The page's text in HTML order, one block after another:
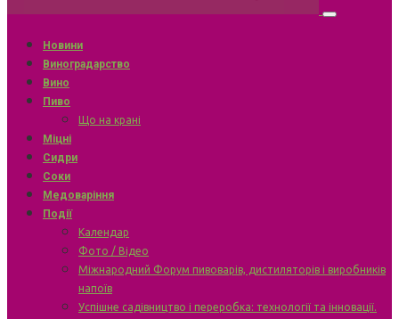
Новини
Виноградарство
Вино
Пиво
Що на крані
Міцні
Сидри
Соки
Медоваріння
Події
Календар
Фото / Відео
Міжнародний Форум пивоварів, дистиляторів і виробників
напоїв
Успішне садівництво і переробка: технології та інновації.